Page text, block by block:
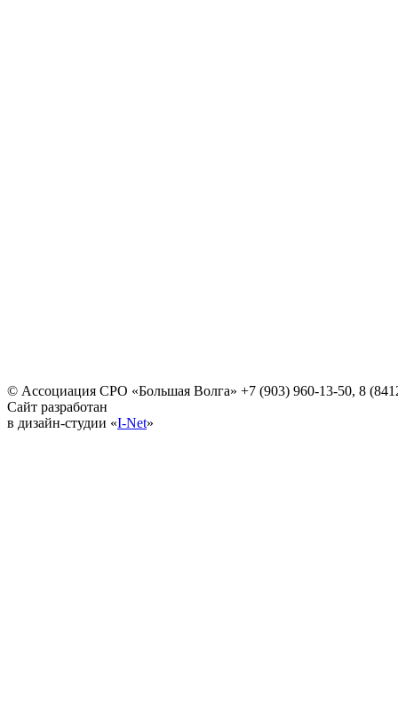
© Ассоциация СРО «Большая Волга» +7 (903) 960-13-50, 8
Сайт разработан
в дизайн-студии «I-Net»